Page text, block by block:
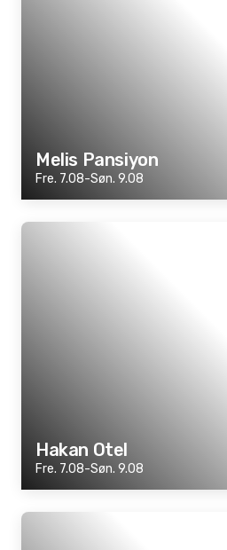
Melis Pansiyon
Fre. 7.08-Søn. 9.08
Hakan Otel
Fre. 7.08-Søn. 9.08